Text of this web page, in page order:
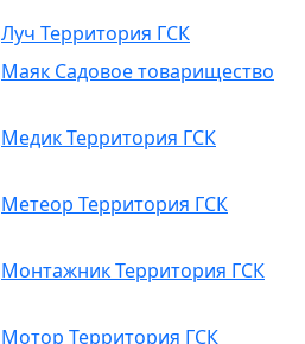
Луч Территория ГСК
Маяк Садовое товарищество
Медик Территория ГСК
Метеор Территория ГСК
Монтажник Территория ГСК
Мотор Территория ГСК